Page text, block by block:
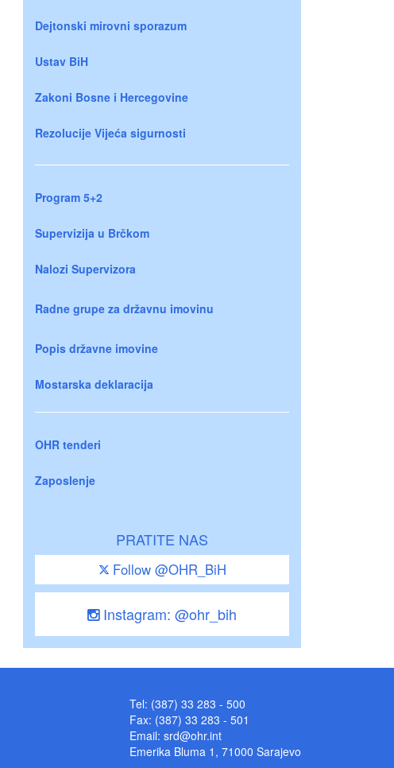
Dejtonski mirovni sporazum
Ustav BiH
Zakoni Bosne i Hercegovine
Rezolucije Vijeća sigurnosti
Program 5+2
Supervizija u Brčkom
Nalozi Supervizora
Radne grupe za državnu imovinu
Popis državne imovine
Mostarska deklaracija
OHR tenderi
Zaposlenje
PRATITE NAS
Follow @OHR_BiH
Instagram: @ohr_bih
Tel: (387) 33 283 - 500
Fax: (387) 33 283 - 501
Email: srd@ohr.int
Emerika Bluma 1, 71000 Sarajevo